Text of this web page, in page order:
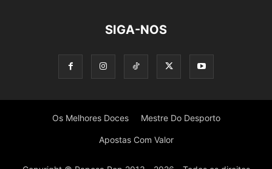
SIGA-NOS
Os Melhores Doces Mestre Do Desporto
Apostas Com Valor